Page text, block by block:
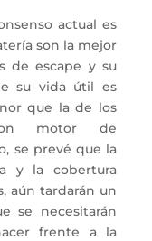
actual es
son la mejor
de escape y su
su vida útil es
que la de los
motor de
se prevé que la
y la cobertura
aún tardarán un
se necesitarán
frente a la